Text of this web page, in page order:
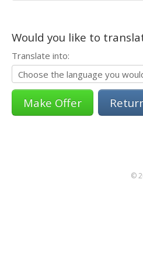
Would you like to
Translate into:
©